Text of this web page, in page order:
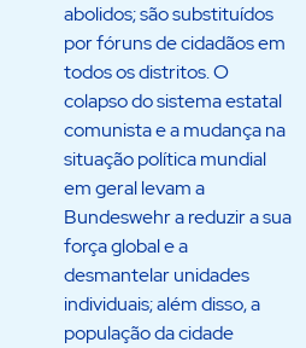
abolidos; são substituídos
por fóruns de cidadãos em
todos os distritos. O
colapso do sistema estatal
comunista e a mudança na
situação política mundial
em geral levam a
Bundeswehr a reduzir a sua
força global e a
desmantelar unidades
individuais; além disso, a
população da cidade